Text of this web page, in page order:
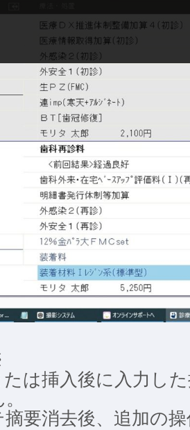
は挿入後に入力し
要消去後、追加の